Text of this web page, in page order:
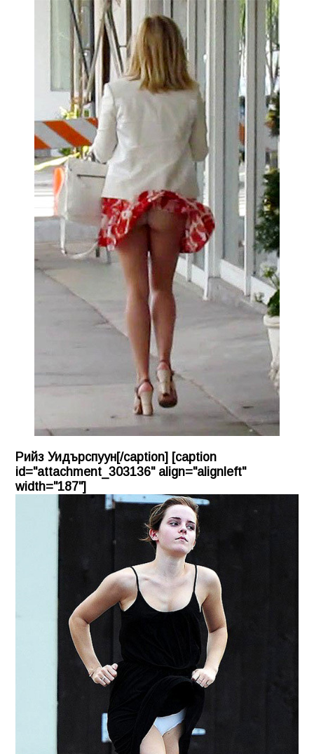
Рийз Уидърспуун[/caption] [caption
id="attachment_303136" align="alignleft"
width="187"]